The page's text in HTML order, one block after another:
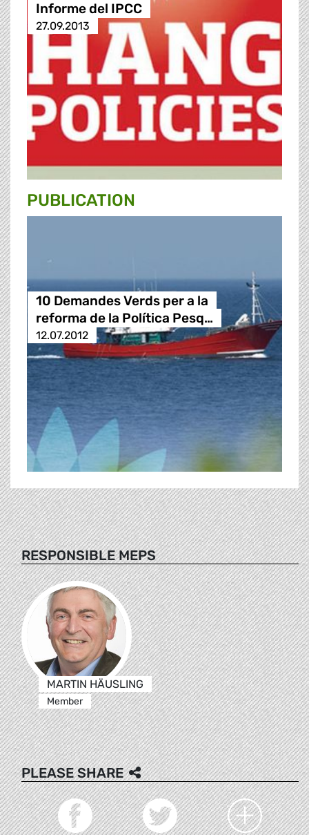
Informe del IPCC
27.09.2013
PUBLICATION
10 Demandes Verds per a la
reforma de la Política Pesq…
12.07.2012
RESPONSIBLE MEPS
MARTIN HÄUSLING
Member
PLEASE SHARE